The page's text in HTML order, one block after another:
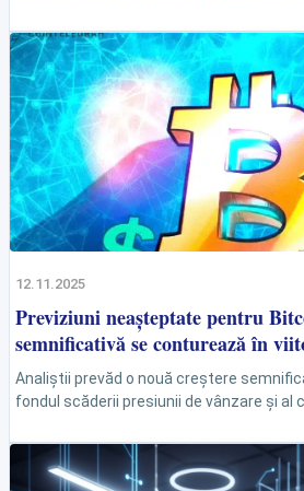
12.11.2025
Previziuni neașteptate pentru
semnificativă se conturează în
Analiștii prevăd o nouă creștere
fondul scăderii presiunii de vânzare și al